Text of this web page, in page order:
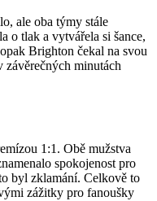
ale oba týmy stále
o tlak a vytvářela si šance,
Brighton čekal na svou
minutách
1:1. Obě mužstva
spokojenost pro
byl zklamání. Celkově to
zážitky pro fanoušky